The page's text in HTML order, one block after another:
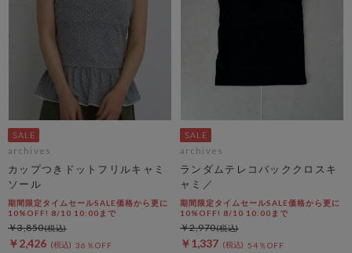
archives
カップつきドットフリルキャミ
ソール
期間限定タイムセールSALE価格から更に
10%OFF! 8/10 10:00まで
￥2,426 36％OFF
￥3,850
archives
ランダムテレコバッククロスキ
ャミ／
期間限定タイムセールSALE価格から更に
10%OFF! 8/10 10:00まで
￥1,337 54％OFF
￥2,970